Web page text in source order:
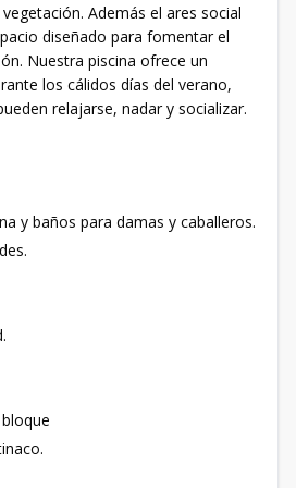
Además el ares social
diseñado para fomentar el
Nuestra piscina ofrece un
los cálidos días del verano,
relajarse, nadar y socializar.
y baños para damas y caballeros.